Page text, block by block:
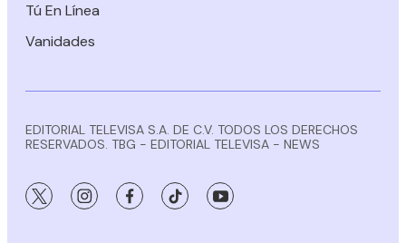
Tú En Línea
Vanidades
EDITORIAL TELEVISA S.A. DE C.V. TODOS LOS DERECHOS
RESERVADOS. TBG - EDITORIAL TELEVISA - NEWS
twitter instagramfacebooktiktok youtube